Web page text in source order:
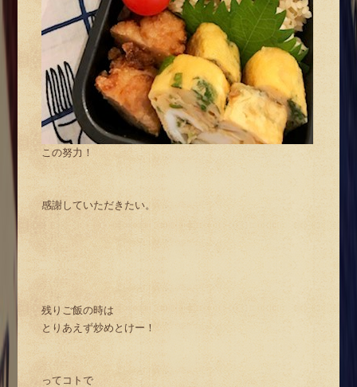
この努力！
感謝していただきたい。
残りご飯の時は
とりあえず炒めとけー！
ってコトで